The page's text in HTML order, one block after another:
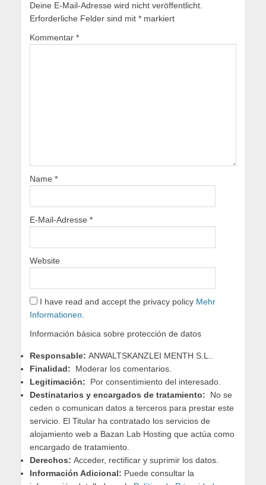
Deine E-Mail-Adresse wird nicht veröffentlicht.
Erforderliche Felder sind mit * markiert
Kommentar *
Name *
E-Mail-Adresse *
Website
I have read and accept the privacy policy Mehr
Informationen
Información básica sobre protección de datos
Responsable: ANWALTSKANZLEI MENTH S.L..
Finalidad: Moderar los comentarios.
Legitimación: Por consentimiento del interesado.
Destinatarios y encargados de tratamiento: No se
ceden o comunican datos a terceros para prestar este
servicio. El Titular ha contratado los servicios de
alojamiento web a Bazan Lab Hosting que actúa como
encargado de tratamiento.
Derechos: Acceder, rectificar y suprimir los datos.
Información Adicional: Puede consultar la